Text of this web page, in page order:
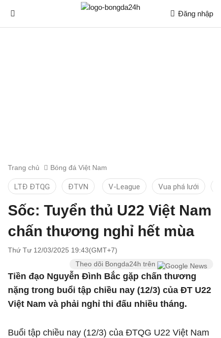
Đăng nhập
Trang chủ Bóng đá Việt Nam
LTĐ ĐTQG ĐTVN V-League Vua phá lưới
Sốc: Tuyển thủ U22 Việt Nam
chấn thương nghỉ hết mùa
Thứ Tư 12/03/2025 19:43(GMT+7)
Theo dõi Bongda24h trên
Tiền đạo Nguyễn Đình Bắc gặp chấn thương
nặng trong buổi tập chiều nay (12/3) của ĐT U22
Việt Nam và phải nghỉ thi đấu nhiều tháng.
Buổi tập chiều nay (12/3) của ĐTQG U22 Việt Nam